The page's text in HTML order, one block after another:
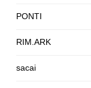
PONTI
RIM.ARK
sacai